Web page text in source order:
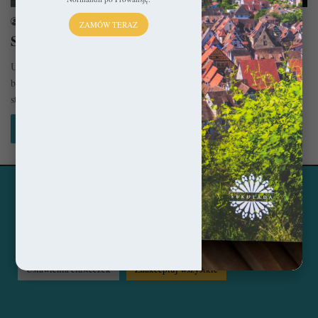
17 kwietnia 2025
Salzburg – Muzyka zaklęta w kamień
Ukryty między alpejskimi szczytami Salzburg wygląda jak wyjęty z
bajki. Z twierdzą górującą nad miastem, rzeką Salzach przecinającą
starówkę i…
© Copyright 2014 - 2026, All Rights Reserved by sekulada.com
PinterestInstagram
Ta strona korzysta z ciasteczek, aby świadczyć usługi na
najwyższym poziomie. Klikając opcję "Zaakceptuj wszystkie"
zgadzasz się na użycie wszystkich ciasteczek. Możesz również
przejść do "Ustawień Ciasteczek", aby zgodzić się tylko na
Czytaj więcej...
Ustawienia ciasteczek Zaakceptuj wszystkie
ZAMÓW TERAZ